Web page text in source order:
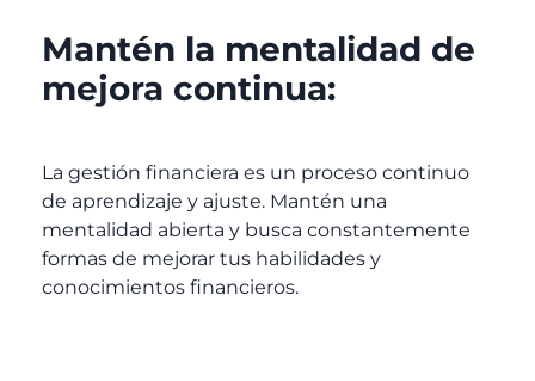
Mantén la mentalidad de
mejora continua:
La gestión financiera es un proceso continuo
de aprendizaje y ajuste. Mantén una
mentalidad abierta y busca constantemente
formas de mejorar tus habilidades y
conocimientos financieros.